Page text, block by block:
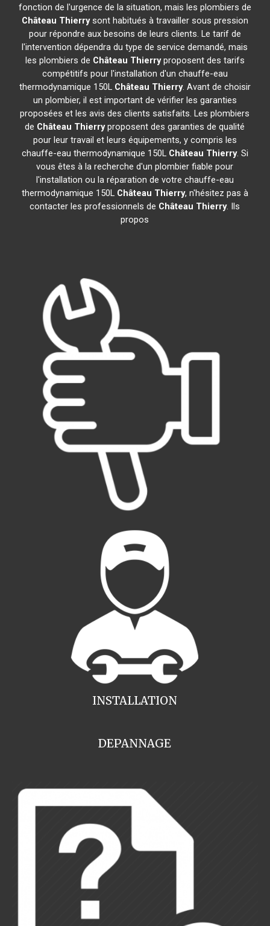
fonction de l'urgence de la situation, mais les plombiers de
Château Thierrysont habitués à travailler sous pression
pour répondre aux besoins de leurs clients. Le tarif de
l'intervention dépendra du type de service demandé, mais
les plombiers de Château Thierryproposent des tarifs
compétitifs pour l'installation d'un chauffe-eau
thermodynamique 150L Château Thierry. Avant de choisir
un plombier, il est important de vérifier les garanties
proposées et les avis des clients satisfaits. Les plombiers
de Château Thierryproposent des garanties de qualité
pour leur travail et leurs équipements, y compris les
chauffe-eau thermodynamique 150L Château Thierry. Si
vous êtes à la recherche d'un plombier fiable pour
l'installation ou la réparation de votre chauffe-eau
thermodynamique 150L Château Thierry, n'hésitez pas à
contacter les professionnels de Château Thierry. Ils
propos
INSTALLATION
DEPANNAGE